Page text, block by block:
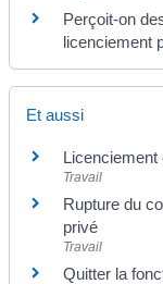
Perçoit-on
licenciement
Et aussi
Licenciement
Travail
Rupture du
privé
Travail
Quitter la